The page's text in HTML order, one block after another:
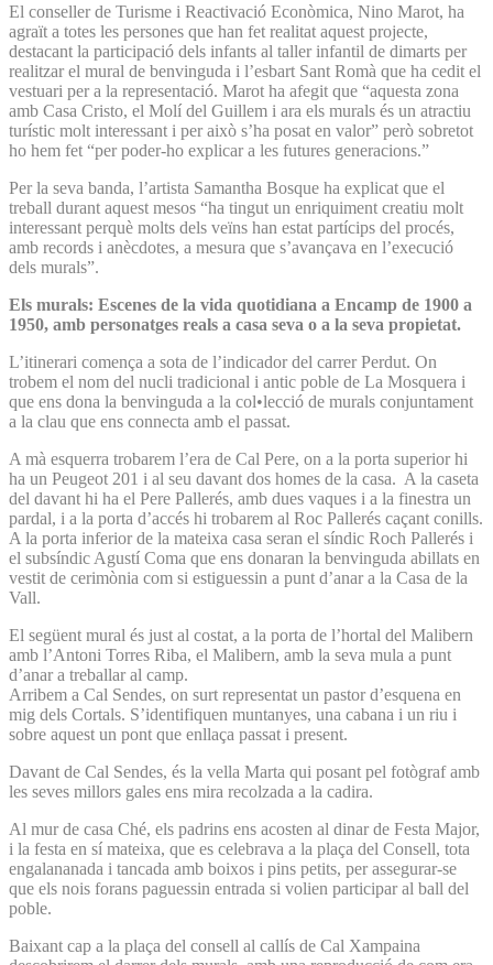
El conseller de Turisme i Reactivació Econòmica, Nino Marot, ha
agraït a totes les persones que han fet realitat aquest projecte,
destacant la participació dels infants al taller infantil de dimarts per
realitzar el mural de benvinguda i l’esbart Sant Romà que ha cedit el
vestuari per a la representació. Marot ha afegit que “aquesta zona
amb Casa Cristo, el Molí del Guillem i ara els murals és un atractiu
turístic molt interessant i per això s’ha posat en valor” però sobretot
ho hem fet “per poder-ho explicar a les futures generacions.”
Per la seva banda, l’artista Samantha Bosque ha explicat que el
treball durant aquest mesos “ha tingut un enriquiment creatiu molt
interessant perquè molts dels veïns han estat partícips del procés,
amb records i anècdotes, a mesura que s’avançava en l’execució
dels murals”.
Els murals: Escenes de la vida quotidiana a Encamp de 1900 a
1950, amb personatges reals a casa seva o a la seva propietat.
L’itinerari comença a sota de l’indicador del carrer Perdut. On
trobem el nom del nucli tradicional i antic poble de La Mosquera i
que ens dona la benvinguda a la col•lecció de murals conjuntament
a la clau que ens connecta amb el passat.
A mà esquerra trobarem l’era de Cal Pere, on a la porta superior hi
ha un Peugeot 201 i al seu davant dos homes de la casa. A la caseta
del davant hi ha el Pere Pallerés, amb dues vaques i a la finestra un
pardal, i a la porta d’accés hi trobarem al Roc Pallerés caçant conills.
A la porta inferior de la mateixa casa seran el síndic Roch Pallerés i
el subsíndic Agustí Coma que ens donaran la benvinguda abillats en
vestit de cerimònia com si estiguessin a punt d’anar a la Casa de la
Vall.
El següent mural és just al costat, a la porta de l’hortal del Malibern
amb l’Antoni Torres Riba, el Malibern, amb la seva mula a punt
d’anar a treballar al camp.
Arribem a Cal Sendes, on surt representat un pastor d’esquena en
mig dels Cortals. S’identifiquen muntanyes, una cabana i un riu i
sobre aquest un pont que enllaça passat i present.
Davant de Cal Sendes, és la vella Marta qui posant pel fotògraf amb
les seves millors gales ens mira recolzada a la cadira.
Al mur de casa Ché, els padrins ens acosten al dinar de Festa Major,
i la festa en sí mateixa, que es celebrava a la plaça del Consell, tota
engalananada i tancada amb boixos i pins petits, per assegurar-se
que els nois forans paguessin entrada si volien participar al ball del
poble.
Baixant cap a la plaça del consell al callís de Cal Xampaina